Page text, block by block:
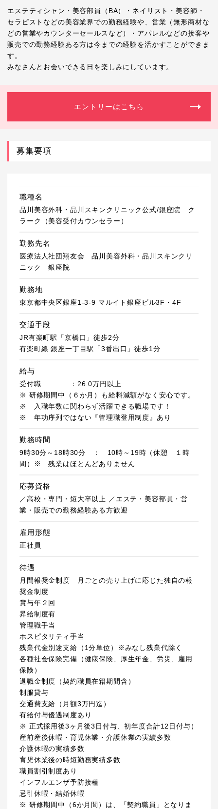
エステティシャン・美容部員（BA）・ネイリスト・美容師・
セラピストなどの美容業界での勤務経験や、営業（無形商材な
どの営業やカウンターセールスなど）・アパレルなどの接客や
販売での勤務経験ある方は今までの経験を活かすことができま
す。
みなさんとお会いできる日を楽しみにしています。
エントリーはこちら
募集要項
職種名
品川美容外科・品川スキンクリニック公式/銀座院 ク
ラーク（美容受付カウンセラー）
勤務先名
医療法人社団翔友会 品川美容外科・品川スキンクリ
ニック 銀座院
勤務地
東京都中央区銀座1-3-9 マルイト銀座ビル3F・4F
交通手段
JR有楽町駅「京橋口」徒歩2分
有楽町線 銀座一丁目駅「3番出口」徒歩1分
給与
受付職 ：26.0万円以上
※ 研修期間中（６か月）も給料減額がなく安心です。
※ 入職年数に関わらず活躍できる職場です！
※ 年功序列ではない『管理職登用制度』あり
勤務時間
9時30分～18時30分 ： 10時～19時（休憩 １時
間）※ 残業はほとんどありません
応募資格
／高校・専門・短大卒以上 ／エステ・美容部員・営
業・販売での勤務経験ある方歓迎
雇用形態
正社員
待遇
月間報奨金制度 月ごとの売り上げに応じた独自の報
奨金制度
賞与年２回
昇給制度有
管理職手当
ホスピタリティ手当
残業代金別途支給（1分単位）※みなし残業代除く
各種社会保険完備（健康保険、厚生年金、労災、雇用
保険）
退職金制度（契約職員在籍期間含）
制服貸与
交通費支給（月額3万円迄）
有給付与優遇制度あり
※ 正式採用後3ヶ月後3日付与、初年度合計12日付与）
産前産後休暇・育児休業・介護休業の実績多数
介護休暇の実績多数
育児休業後の時短勤務実績多数
職員割引制度あり
インフルエンザ予防接種
忌引休暇・結婚休暇
※ 研修期間中（6か月間）は、「契約職員」となりま